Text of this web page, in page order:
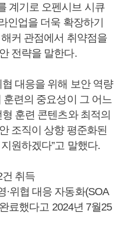
계기로 오펜시브 시큐
인업을 더욱 확장하기
커 관점에서 취약점을
전략을 말한다.
협 대응을 위해 보안 역량
련의 중요성이 그 어느
훈련 콘텐츠와 최적의
조직이 상향 평준화된
원하겠다”고 말했다.
취득
·위협 대응 자동화(SOA
료했다고 2024년 7월25